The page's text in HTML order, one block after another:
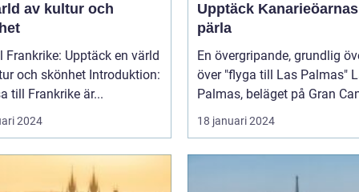
av kultur och
Frankrike: Upptäck en värld
skönhet Introduktion:
till Frankrike är...
2024
Upptäck Kanarieöarnas
pärla
En övergripande, grundlig
över "flyga till Las Palmas" Las
Palmas, beläget på Gran
18 januari 2024